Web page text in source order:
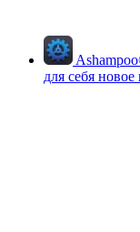
Ashampoo
для себя